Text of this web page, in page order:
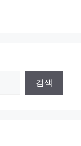
검색